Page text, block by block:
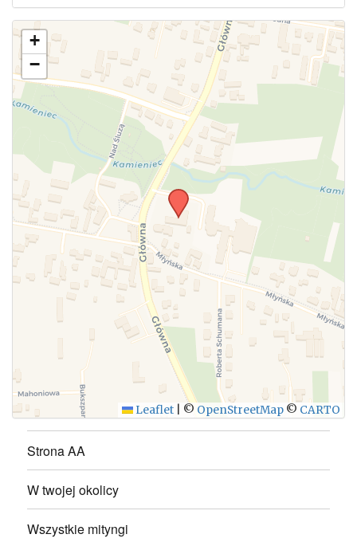
Użyj tego formularza aby przesłać informację o
zmianach w powyższym mityngu.
WYŚLIJ
+
−
Leaflet © OpenStreetMap © CARTO
Strona AA
W twojej okolicy
Wszystkie mityngi